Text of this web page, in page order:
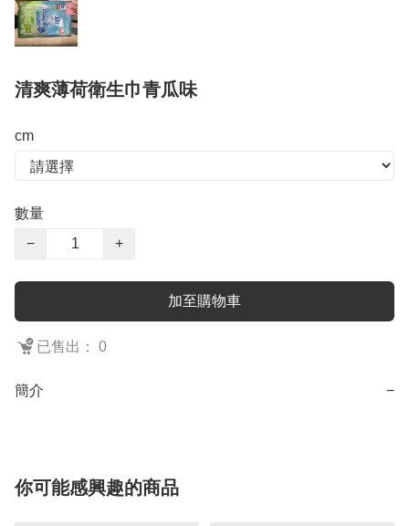
清爽薄荷衛生巾青瓜味
cm
數量
−
+
加至購物車
已售出： 0
簡介 −
你可能感興趣的商品